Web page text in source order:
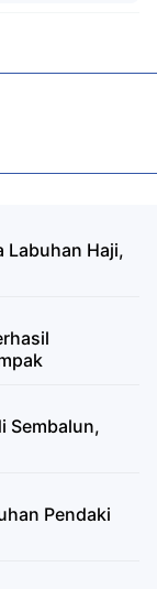
Labuhan Haji,
Sembalun,
Pendaki